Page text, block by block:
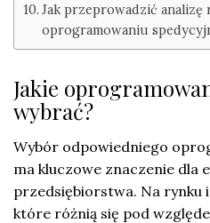
Jak przeprowadzić
oprogramowaniu
Jakie
wybrać?
Wybór odpowiedniego
ma kluczowe znaczenie dla
przedsiębiorstwa. Na rynku
które różnią się pod